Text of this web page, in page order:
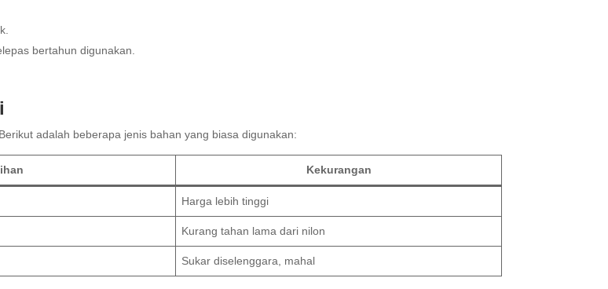
bertahun digunakan.
adalah beberapa jenis bahan yang biasa digunakan:
Kekurangan
Harga lebih tinggi
Kurang tahan lama dari nilon
Sukar diselenggara, mahal